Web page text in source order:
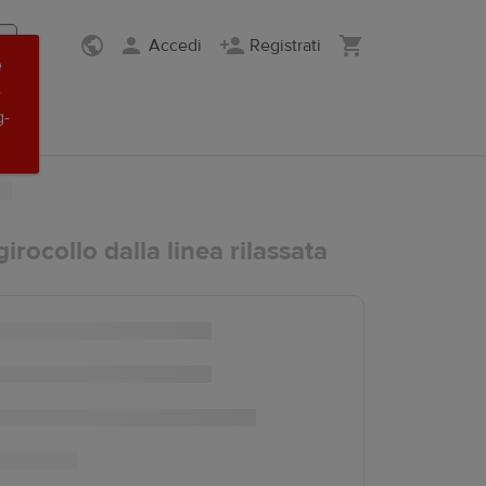
Accedi Registrati
dalla linea rilassata